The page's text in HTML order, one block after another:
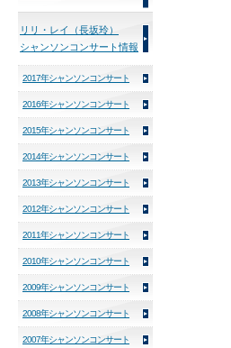
リリ・レイ（長坂玲）
シャンソンコンサート情報
2017年シャンソンコンサート
2016年シャンソンコンサート
2015年シャンソンコンサート
2014年シャンソンコンサート
2013年シャンソンコンサート
2012年シャンソンコンサート
2011年シャンソンコンサート
2010年シャンソンコンサート
2009年シャンソンコンサート
2008年シャンソンコンサート
2007年シャンソンコンサート